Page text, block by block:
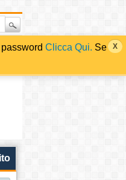
Clicca Qui. Se